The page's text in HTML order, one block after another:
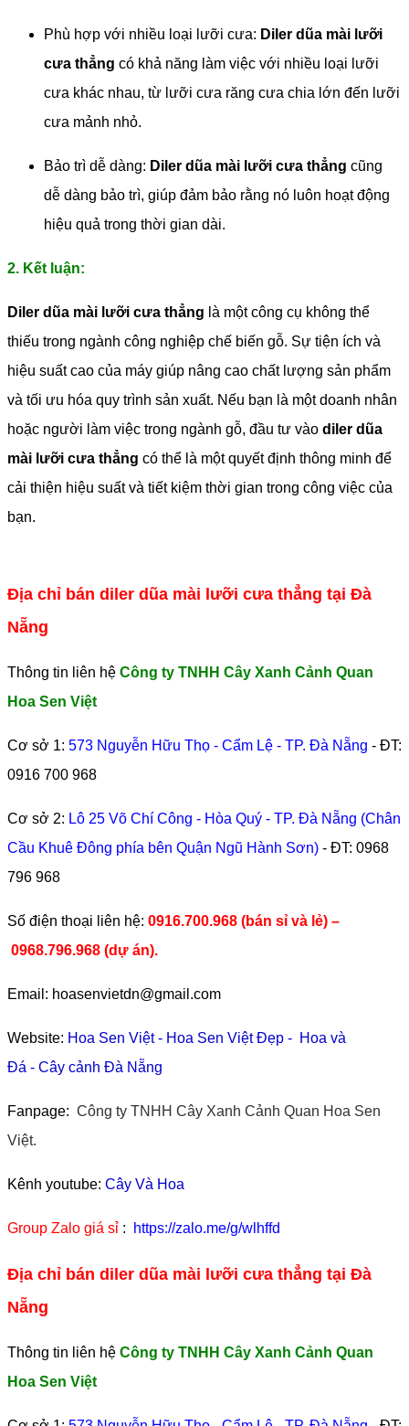
Phù hợp với nhiều loại lưỡi cưa: Diler dũa mài lưỡi
cưa thẳng có khả năng làm việc với nhiều loại lưỡi
cưa khác nhau, từ lưỡi cưa răng cưa chia lớn đến lưỡi
cưa mảnh nhỏ.
Bảo trì dễ dàng: Diler dũa mài lưỡi cưa thẳng cũng
dễ dàng bảo trì, giúp đảm bảo rằng nó luôn hoạt động
hiệu quả trong thời gian dài.
2. Kết luận:
Diler dũa mài lưỡi cưa thẳng là một công cụ không thể
thiếu trong ngành công nghiệp chế biến gỗ. Sự tiện ích và
hiệu suất cao của máy giúp nâng cao chất lượng sản phẩm
và tối ưu hóa quy trình sản xuất. Nếu bạn là một doanh nhân
hoặc người làm việc trong ngành gỗ, đầu tư vào diler dũa
mài lưỡi cưa thẳng có thể là một quyết định thông minh để
cải thiện hiệu suất và tiết kiệm thời gian trong công việc của
bạn.
Địa chỉ bán diler dũa mài lưỡi cưa thẳng tại Đà
Nẵng
Thông tin liên hệ Công ty TNHH Cây Xanh Cảnh Quan
Hoa Sen Việt
Cơ sở 1: 573 Nguyễn Hữu Thọ - Cẩm Lệ - TP. Đà Nẵng - ĐT:
0916 700 968
Cơ sở 2: Lô 25 Võ Chí Công - Hòa Quý - TP. Đà Nẵng (Chân
Cầu Khuê Đông phía bên Quận Ngũ Hành Sơn) - ĐT: 0968
796 968
​Số điện thoại liên hệ: 0916.700.968 (bán sỉ và lẻ) –
0968.796.968 (dự án).
Email: hoasenvietdn@gmail.com
Website: Hoa Sen Việt- Hoa Sen Việt Đẹp - Hoa và
Đá - Cây cảnh Đà Nẵng
Fanpage: Công ty TNHH Cây Xanh Cảnh Quan Hoa Sen
Việt.
Kênh youtube: Cây Và Hoa
Group Zalo giá sỉ : https://zalo.me/g/wlhffd
Địa chỉ bán diler dũa mài lưỡi cưa thẳng tại Đà
Nẵng
Thông tin liên hệ Công ty TNHH Cây Xanh Cảnh Quan
Hoa Sen Việt